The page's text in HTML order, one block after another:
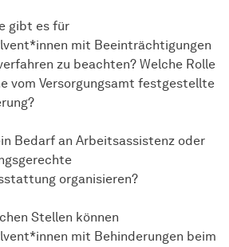
gibt es für
mit Beeinträchtigungen
zu beachten? Welche Rolle
vom Versorgungsamt festgestellte
Bedarf an Arbeitsassistenz oder
organisieren?
Stellen können
mit Behinderungen beim